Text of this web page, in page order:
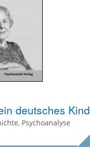
deutsches Kind
Psychoanalyse